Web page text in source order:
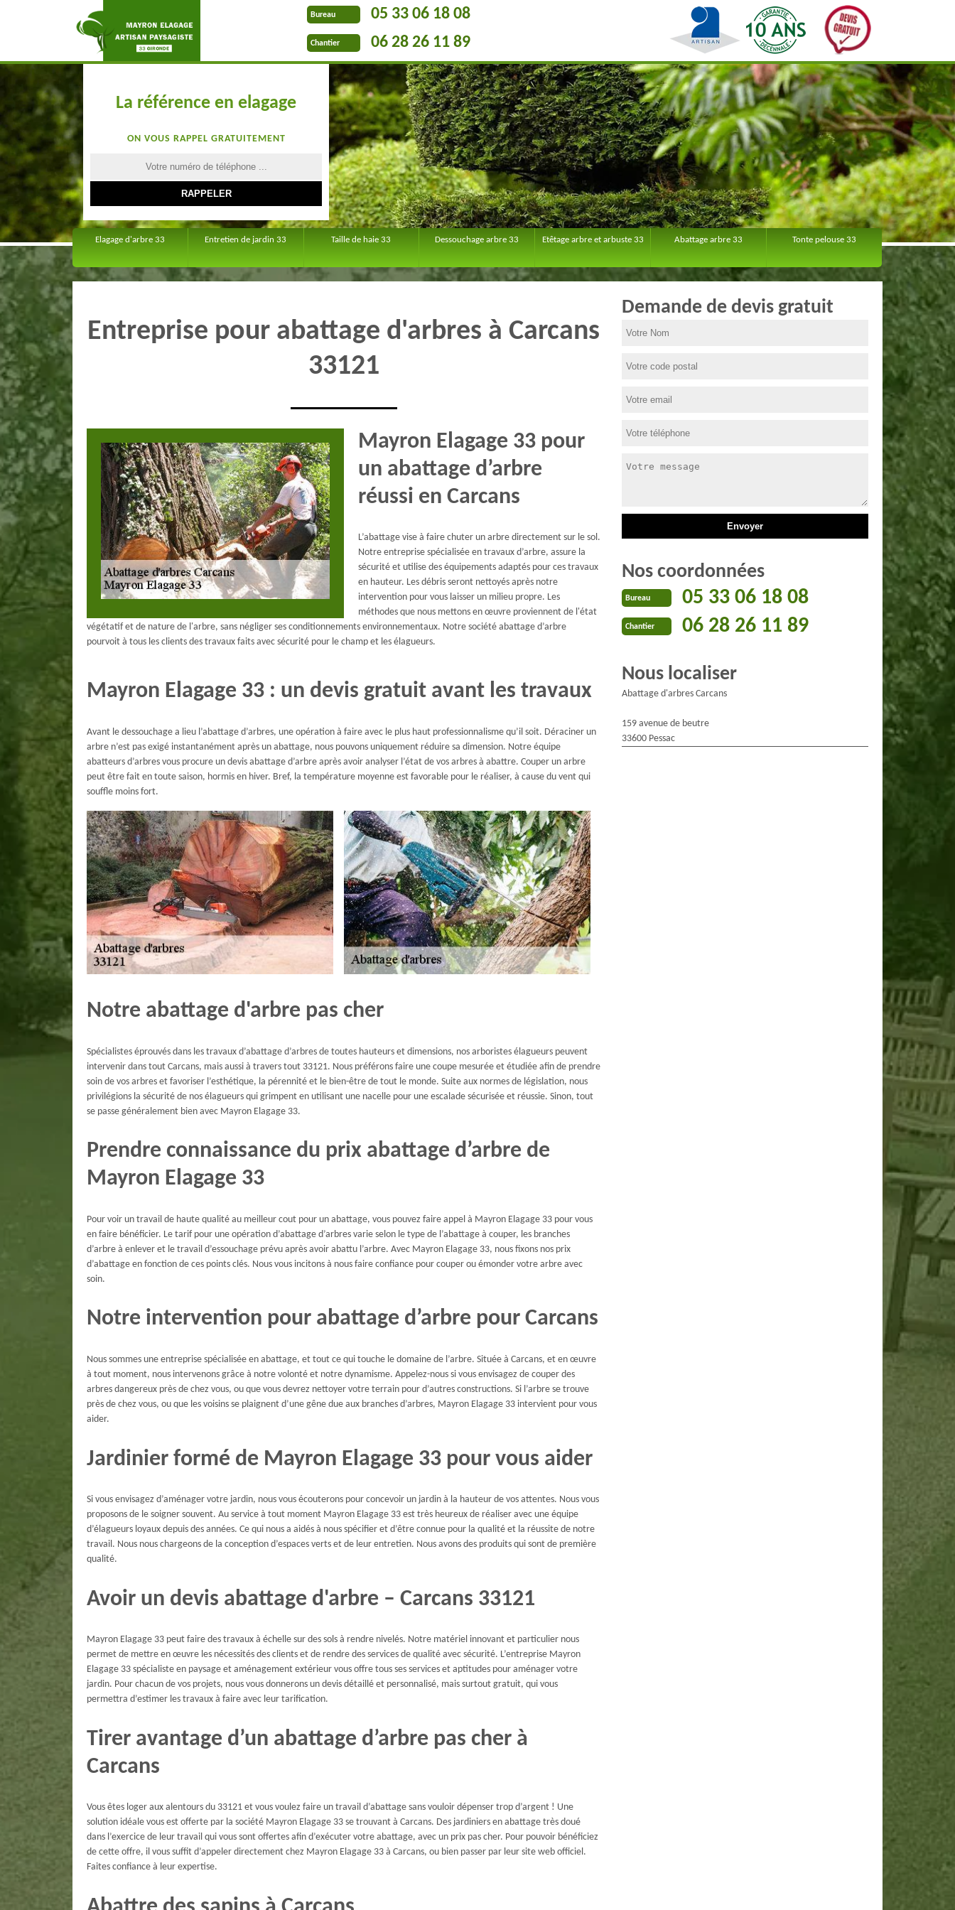
Bureau 05 33 06 18 08
Chantier 06 28 26 11 89
La référence en elagage
ON VOUS RAPPEL GRATUITEMENT
Elagage d'arbre 33 Entretien de jardin 33 Taille de haie 33 Dessouchage arbre 33 Etêtage arbre et arbuste 33 Abattage arbre 33 Tonte pelouse 33
Entreprise pour abattage d'arbres à Carcans
33121
Mayron Elagage 33 pour
un abattage d’arbre
réussi en Carcans
L’abattage vise à faire chuter un arbre directement sur le sol.
Notre entreprise spécialisée en travaux d’arbre, assure la
sécurité et utilise des équipements adaptés pour ces travaux
en hauteur. Les débris seront nettoyés après notre
intervention pour vous laisser un milieu propre. Les
méthodes que nous mettons en œuvre proviennent de l'état
végétatif et de nature de l'arbre, sans négliger ses conditionnements environnementaux. Notre société abattage d’arbre
pourvoit à tous les clients des travaux faits avec sécurité pour le champ et les élagueurs.
Mayron Elagage 33 : un devis gratuit avant les travaux
Avant le dessouchage a lieu l’abattage d’arbres, une opération à faire avec le plus haut professionnalisme qu’il soit. Déraciner un
arbre n’est pas exigé instantanément après un abattage, nous pouvons uniquement réduire sa dimension. Notre équipe
abatteurs d’arbres vous procure un devis abattage d’arbre après avoir analyser l’état de vos arbres à abattre. Couper un arbre
peut être fait en toute saison, hormis en hiver. Bref, la température moyenne est favorable pour le réaliser, à cause du vent qui
souffle moins fort.
Notre abattage d'arbre pas cher
Spécialistes éprouvés dans les travaux d’abattage d’arbres de toutes hauteurs et dimensions, nos arboristes élagueurs peuvent
intervenir dans tout Carcans, mais aussi à travers tout 33121. Nous préférons faire une coupe mesurée et étudiée afin de prendre
soin de vos arbres et favoriser l’esthétique, la pérennité et le bien-être de tout le monde. Suite aux normes de législation, nous
privilégions la sécurité de nos élagueurs qui grimpent en utilisant une nacelle pour une escalade sécurisée et réussie. Sinon, tout
se passe généralement bien avec Mayron Elagage 33.
Prendre connaissance du prix abattage d’arbre de
Mayron Elagage 33
Pour voir un travail de haute qualité au meilleur cout pour un abattage, vous pouvez faire appel à Mayron Elagage 33 pour vous
en faire bénéficier. Le tarif pour une opération d’abattage d’arbres varie selon le type de l’abattage à couper, les branches
d’arbre à enlever et le travail d’essouchage prévu après avoir abattu l’arbre. Avec Mayron Elagage 33, nous fixons nos prix
d’abattage en fonction de ces points clés. Nous vous incitons à nous faire confiance pour couper ou émonder votre arbre avec
soin.
Notre intervention pour abattage d’arbre pour Carcans
Nous sommes une entreprise spécialisée en abattage, et tout ce qui touche le domaine de l’arbre. Située à Carcans, et en œuvre
à tout moment, nous intervenons grâce à notre volonté et notre dynamisme. Appelez-nous si vous envisagez de couper des
arbres dangereux près de chez vous, ou que vous devrez nettoyer votre terrain pour d’autres constructions. Si l’arbre se trouve
près de chez vous, ou que les voisins se plaignent d’une gêne due aux branches d’arbres, Mayron Elagage 33 intervient pour vous
aider.
Jardinier formé de Mayron Elagage 33 pour vous aider
Si vous envisagez d’aménager votre jardin, nous vous écouterons pour concevoir un jardin à la hauteur de vos attentes. Nous vous
proposons de le soigner souvent. Au service à tout moment Mayron Elagage 33 est très heureux de réaliser avec une équipe
d’élagueurs loyaux depuis des années. Ce qui nous a aidés à nous spécifier et d’être connue pour la qualité et la réussite de notre
travail. Nous nous chargeons de la conception d’espaces verts et de leur entretien. Nous avons des produits qui sont de première
qualité.
Avoir un devis abattage d'arbre – Carcans 33121
Mayron Elagage 33 peut faire des travaux à échelle sur des sols à rendre nivelés. Notre matériel innovant et particulier nous
permet de mettre en œuvre les nécessités des clients et de rendre des services de qualité avec sécurité. L’entreprise Mayron
Elagage 33 spécialiste en paysage et aménagement extérieur vous offre tous ses services et aptitudes pour aménager votre
jardin. Pour chacun de vos projets, nous vous donnerons un devis détaillé et personnalisé, mais surtout gratuit, qui vous
permettra d’estimer les travaux à faire avec leur tarification.
Tirer avantage d’un abattage d’arbre pas cher à
Carcans
Vous êtes loger aux alentours du 33121 et vous voulez faire un travail d’abattage sans vouloir dépenser trop d’argent ! Une
solution idéale vous est offerte par la société Mayron Elagage 33 se trouvant à Carcans. Des jardiniers en abattage très doué
dans l’exercice de leur travail qui vous sont offertes afin d’exécuter votre abattage, avec un prix pas cher. Pour pouvoir bénéficiez
de cette offre, il vous suffit d’appeler directement chez Mayron Elagage 33 à Carcans, ou bien passer par leur site web officiel.
Faites confiance à leur expertise.
Demande de devis gratuit
Nos coordonnées
Bureau 05 33 06 18 08
Chantier 06 28 26 11 89
Nous localiser
Abattage d'arbres Carcans
159 avenue de beutre
33600 Pessac